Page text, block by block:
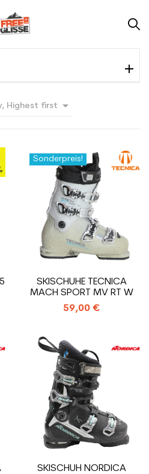
Highest first 
SKISCHUHE TECNICA
MACH SPORT MV RT W
59,00 €
Sonderpreis!
SKISCHUH NORDICA